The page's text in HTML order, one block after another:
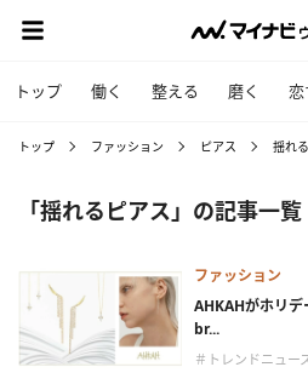
トップ 働く 整える 磨く 恋
トップ ファッション ピアス 揺れ
「揺れるピアス」の記事一覧
ファッション
AHKAHがホリ
br...
＃トレンドニュー